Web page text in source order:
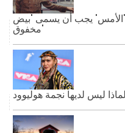
'الأمس' يجب أن يسمى 'بيض
مخفوق'
ليس لديها نجمة هوليوود